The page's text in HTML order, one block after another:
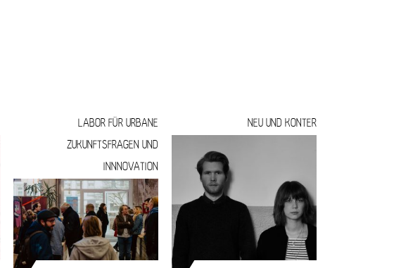
LABOR FÜR URBANE
ZUKUNFTSFRAGEN UND
INNNOVATION
NEU UND KONTER